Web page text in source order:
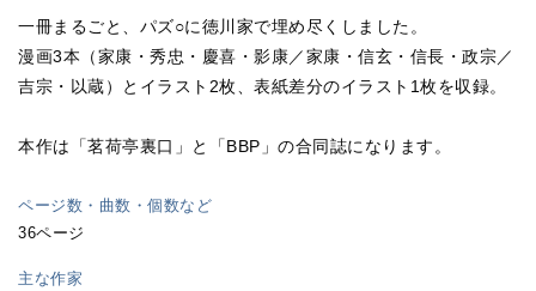
一冊まるごと、パズ○に徳川家で埋め尽くしました。
漫画3本（家康・秀忠・慶喜・影康／家康・信玄・信長・政宗／
吉宗・以蔵）とイラスト2枚、表紙差分のイラスト1枚を収録。
本作は「茗荷亭裏口」と「BBP」の合同誌になります。
ページ数・曲数・個数など
36ページ
主な作家